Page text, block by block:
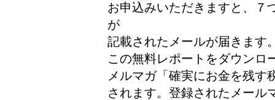
お申込みいただきますと、７
が
記載されたメールが届きます
この無料レポートをダウンロ
メルマガ「確実にお金を残す
されます。登録されたメール